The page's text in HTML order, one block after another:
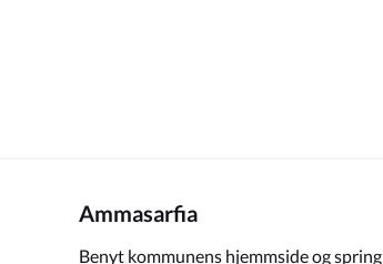
Ammasarfia
Benyt kommunens hjemmside og spring